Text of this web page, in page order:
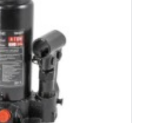
5 t, 195-395 mm, Forsage F-
(9603)